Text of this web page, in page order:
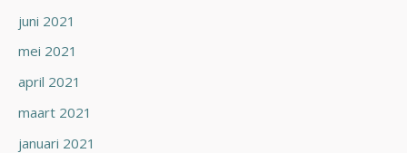
juni 2021
mei 2021
april 2021
maart 2021
januari 2021